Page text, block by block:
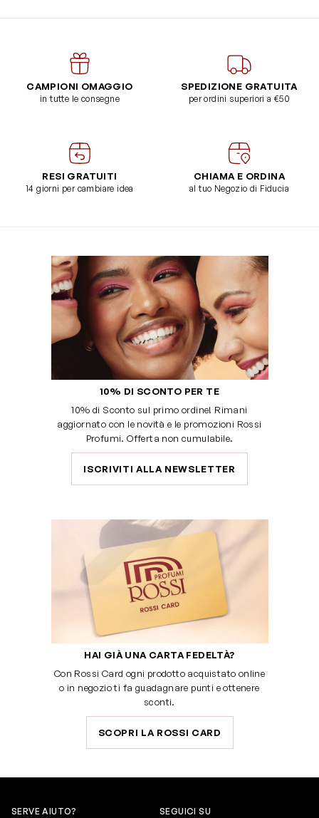
CAMPIONI OMAGGIO
in tutte le consegne
SPEDIZIONE GRATUITA
per ordini superiori a €50
RESI GRATUITI
14 giorni per cambiare idea
CHIAMA E ORDINA
al tuo Negozio di Fiducia
10% DI SCONTO PER TE
10% di Sconto sul primo ordine! Rimani
aggiornato con le novità e le promozioni Rossi
Profumi. Offerta non cumulabile.
ISCRIVITI ALLA NEWSLETTER
HAI GIÀ UNA CARTA FEDELTÀ?
Con Rossi Card ogni prodotto acquistato online
o in negozio ti fa guadagnare punti e ottenere
sconti.
SCOPRI LA ROSSI CARD
SERVE AIUTO? SEGUICI SU